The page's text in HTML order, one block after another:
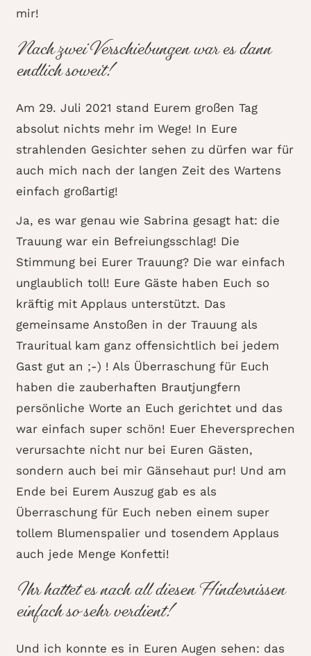
mir!
Nach zwei Verschiebungen war es dann
endlich soweit!
Am 29. Juli 2021 stand Eurem großen Tag
absolut nichts mehr im Wege! In Eure
strahlenden Gesichter sehen zu dürfen war für
auch mich nach der langen Zeit des Wartens
einfach großartig!
Ja, es war genau wie Sabrina gesagt hat: die
Trauung war ein Befreiungsschlag! Die
Stimmung bei Eurer Trauung? Die war einfach
unglaublich toll! Eure Gäste haben Euch so
kräftig mit Applaus unterstützt. Das
gemeinsame Anstoßen in der Trauung als
Trauritual kam ganz offensichtlich bei jedem
Gast gut an ;-) ! Als Überraschung für Euch
haben die zauberhaften Brautjungfern
persönliche Worte an Euch gerichtet und das
war einfach super schön! Euer Eheversprechen
verursachte nicht nur bei Euren Gästen,
sondern auch bei mir Gänsehaut pur! Und am
Ende bei Eurem Auszug gab es als
Überraschung für Euch neben einem super
tollem Blumenspalier und tosendem Applaus
auch jede Menge Konfetti!
Ihr hattet es nach all diesen Hindernissen
einfach so sehr verdient!
Und ich konnte es in Euren Augen sehen: das